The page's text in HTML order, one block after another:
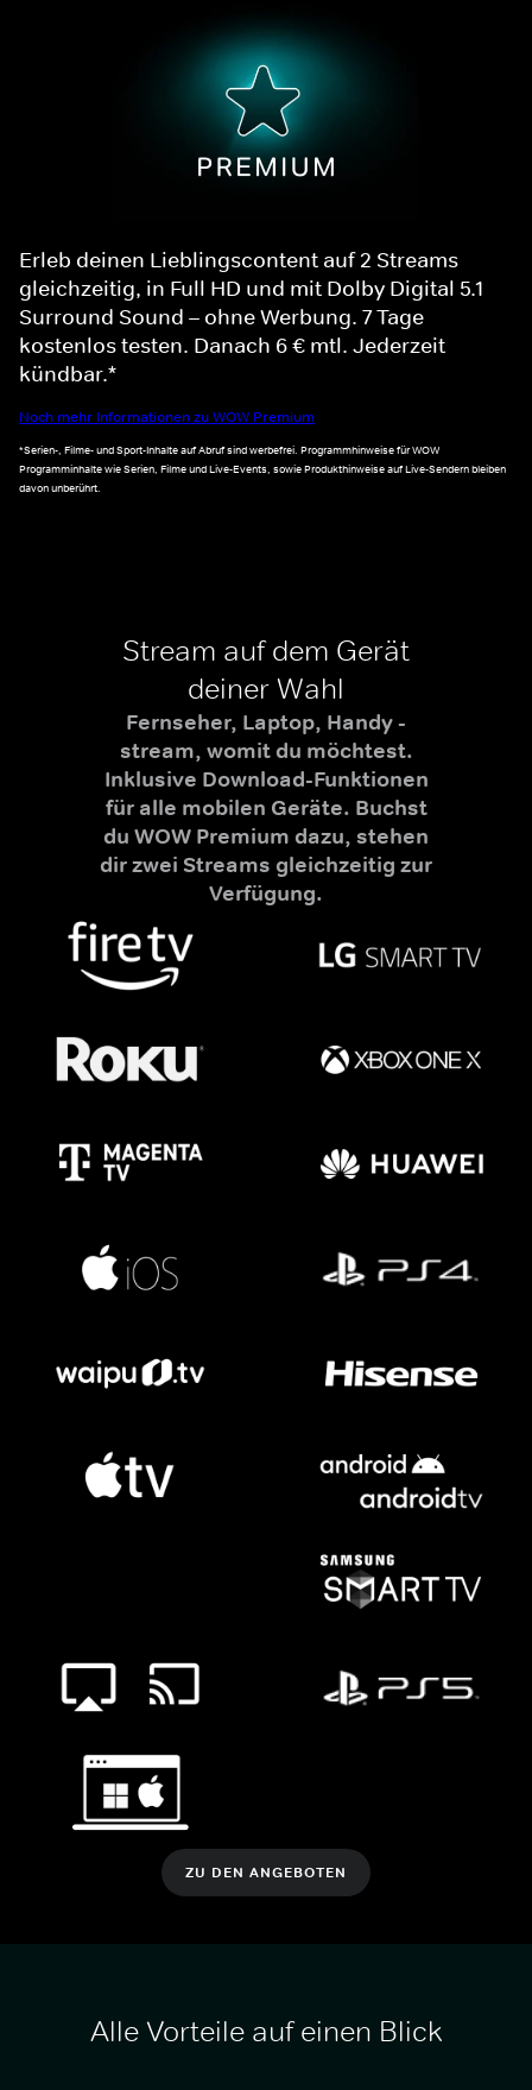
Erleb deinen Lieblingscontent auf 2 Streams
gleichzeitig, in Full HD und mit Dolby Digital 5.1
Surround Sound – ohne Werbung. 7 Tage
kostenlos testen. Danach 6 € mtl. Jederzeit
kündbar.*
Noch mehr Informationen zu WOW Premium
*Serien-, Filme- und Sport-Inhalte auf Abruf sind werbefrei. Programmhinweise für WOW
Programminhalte wie Serien, Filme und Live-Events, sowie Produkthinweise auf Live-Sendern bleiben
davon unberührt.
Stream auf dem Gerät
deiner Wahl
Fernseher, Laptop, Handy -
stream, womit du möchtest.
Inklusive Download-Funktionen
für alle mobilen Geräte. Buchst
du WOW Premium dazu, stehen
dir zwei Streams gleichzeitig zur
Verfügung.
ZU DEN ANGEBOTEN
Alle Vorteile auf einen Blick